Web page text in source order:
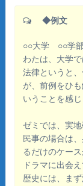
◆例文
○○大学 ○○学
わたは、大学
法律というと
が、前例をひ
いうことを感じ
ゼミでは、実
民事の場合は
るだけのケー
ドラマに出会
歴史には、ま